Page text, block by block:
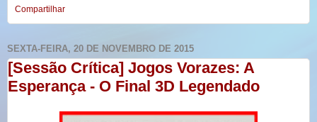
Compartilhar
SEXTA-FEIRA, 20 DE NOVEMBRO DE 2015
[Sessão Crítica] Jogos Vorazes: A
Esperança - O Final 3D Legendado